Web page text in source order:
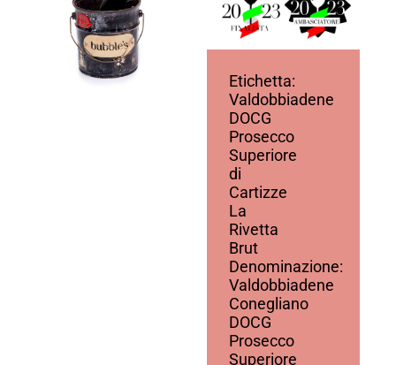
Etichetta:
Valdobbiadene
DOCG
Prosecco
Superiore
di
Cartizze
La
Rivetta
Brut
Denominazione:
Valdobbiadene
Conegliano
DOCG
Prosecco
Superiore